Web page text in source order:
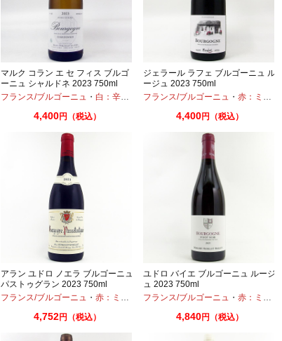
マルク コラン エ セ フィス ブルゴ
ーニュ シャルドネ 2023 750ml
フランス/ブルゴーニュ ・ 白：辛口 シャルドネ
4,400円（税込）
ジェラール ラフェ ブルゴーニュ ル
ージュ 2023 750ml
フランス/ブルゴーニュ ・ 赤：ミディアムボディ
4,400円（税込）
アラン ユドロ ノエラ ブルゴーニュ
パストゥグラン 2023 750ml
フランス/ブルゴーニュ ・ 赤：ミディアムボディ ・ガメイ・ピノノワール
4,752円（税込）
ユドロ バイエ ブルゴーニュ ルージ
ュ 2023 750ml
フランス/ブルゴーニュ ・ 赤：ミディアムボディ
4,840円（税込）